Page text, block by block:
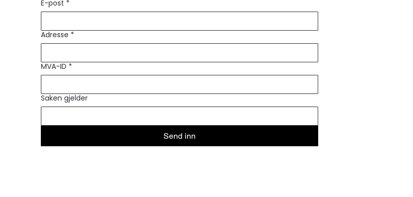
E-post *
Adresse *
MVA-ID *
Saken gjelder
Send inn